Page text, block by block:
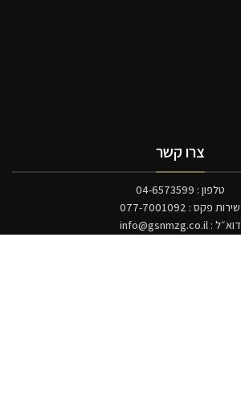
צרו קשר
טלפון : 04-6573599
שירות פקס : 077-7001092
דוא״ל : info@gsnmzg.co.il